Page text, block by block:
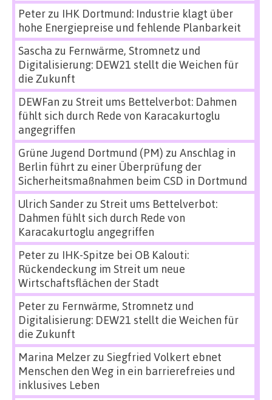
Peterzu IHK Dortmund: Industrie klagt über
hohe Energiepreise und fehlende Planbarkeit
Sascha zu Fernwärme, Stromnetz und
Digitalisierung: DEW21 stellt die Weichen für
die Zukunft
DEWFan zu Streit ums Bettelverbot: Dahmen
fühlt sich durch Rede von Karacakurtoglu
angegriffen
Grüne Jugend Dortmund (PM) zu Anschlag in
Berlin führt zu einer Überprüfung der
Sicherheitsmaßnahmen beim CSD in Dortmund
Ulrich Sanderzu Streit ums Bettelverbot:
Dahmen fühlt sich durch Rede von
Karacakurtoglu angegriffen
Peterzu IHK-Spitze bei OB Kalouti:
Rückendeckung im Streit um neue
Wirtschaftsflächen der Stadt
Peterzu Fernwärme, Stromnetz und
Digitalisierung: DEW21 stellt die Weichen für
die Zukunft
Marina Melzerzu Siegfried Volkert ebnet
Menschen den Weg in ein barrierefreies und
inklusives Leben